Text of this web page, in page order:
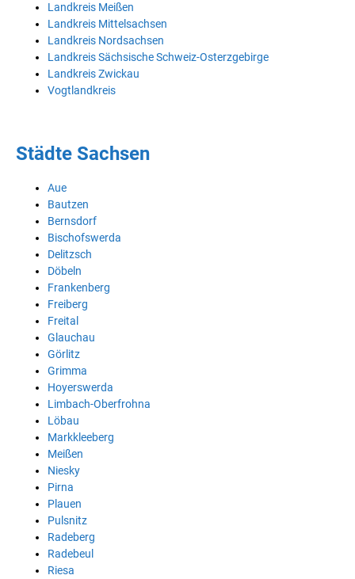
Landkreis Meißen
Landkreis Mittelsachsen
Landkreis Nordsachsen
Landkreis Sächsische Schweiz-Osterzgebirge
Landkreis Zwickau
Vogtlandkreis
Städte Sachsen
Aue
Bautzen
Bernsdorf
Bischofswerda
Delitzsch
Döbeln
Frankenberg
Freiberg
Freital
Glauchau
Görlitz
Grimma
Hoyerswerda
Limbach-Oberfrohna
Löbau
Markkleeberg
Meißen
Niesky
Pirna
Plauen
Pulsnitz
Radeberg
Radebeul
Riesa